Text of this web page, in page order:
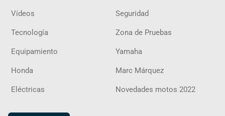
Vídeos Seguridad
Tecnología Zona de Pruebas
Equipamiento Yamaha
Honda Marc Márquez
Eléctricas Novedades motos 2022